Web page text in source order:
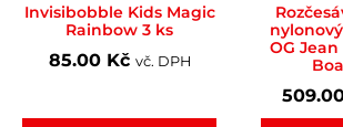
Invisibobble Kids Magic
Rainbow 3 ks
85.00 Kč vč. DPH
OG